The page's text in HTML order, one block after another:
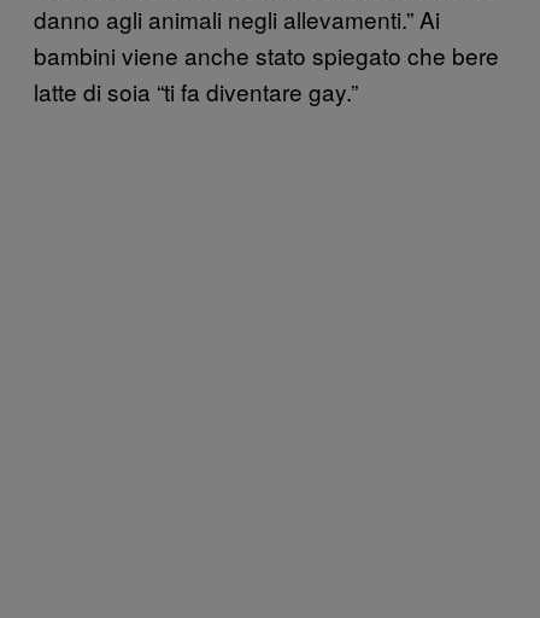
danno agli animali negli allevamenti.” Ai
bambini viene anche stato spiegato che bere
latte di soia “ti fa diventare gay.”